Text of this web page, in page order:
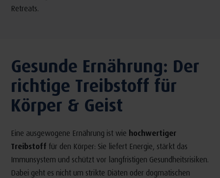
Retreats.
Gesunde Ernährung: Der
richtige Treibstoff für
Körper & Geist
Eine ausgewogene Ernährung ist wie hochwertiger
Treibstoff für den Körper: Sie liefert Energie, stärkt das
Immunsystem und schützt vor langfristigen Gesundheitsrisiken.
Dabei geht es nicht um strikte Diäten oder dogmatischen